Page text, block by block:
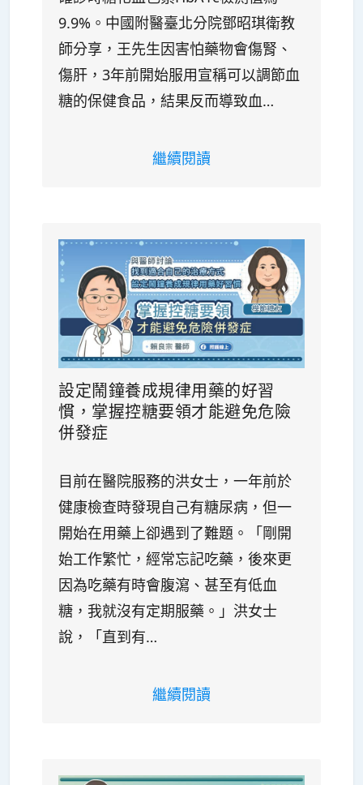
9.9%。中國附醫臺北分院鄧昭琪衛教
師分享，王先生因害怕藥物會傷腎、
傷肝，3年前開始服用宣稱可以調節血
糖的保健食品，結果反而導致血…
繼續閱讀
設定鬧鐘養成規律用藥的好習
慣，掌握控糖要領才能避免危險
併發症
目前在醫院服務的洪女士，一年前於
健康檢查時發現自己有糖尿病，但一
開始在用藥上卻遇到了難題。「剛開
始工作繁忙，經常忘記吃藥，後來更
因為吃藥有時會腹瀉、甚至有低血
糖，我就沒有定期服藥。」洪女士
說，「直到有…
繼續閱讀